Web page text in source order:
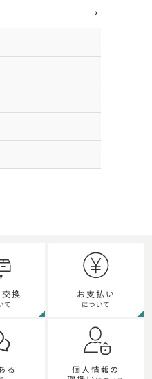
換
て
お支払い
について
る
個人情報の